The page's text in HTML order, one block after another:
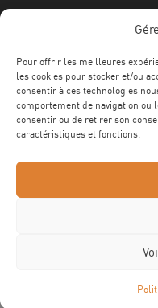
Pour offrir les meilleures
les cookies pour stocker et/ou
consentir à ces technologies
comportement de navigation ou
consentir ou de retirer son
caractéristiques et fonctions.
NOS
©2025 ROTEC Tous droits